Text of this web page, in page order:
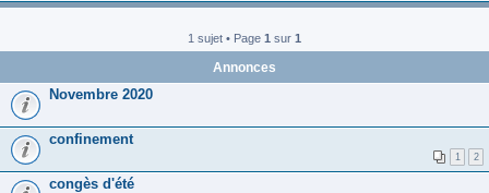
1 sujet • Page 1 sur 1
Annonces
Novembre 2020
confinement
1 2
congès d'été